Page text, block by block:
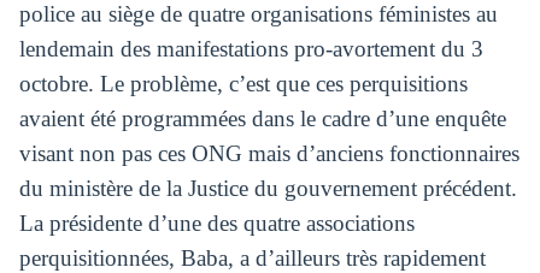
police au siège de quatre organisations féministes au
lendemain des manifestations pro-avortement du 3
octobre. Le problème, c’est que ces perquisitions
avaient été programmées dans le cadre d’une enquête
visant non pas ces ONG mais d’anciens fonctionnaires
du ministère de la Justice du gouvernement précédent.
La présidente d’une des quatre associations
perquisitionnées, Baba, a d’ailleurs très rapidement